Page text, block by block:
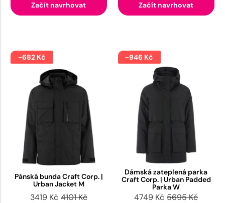
Začít navrhovat Začít navrhovat
-682 Kč
Pánská bunda Craft Corp. |
Urban Jacket M
3419 Kč 4101 Kč
-946 Kč
Dámská zateplená parka
Craft Corp. | Urban Padded
Parka W
4749 Kč 5695 Kč